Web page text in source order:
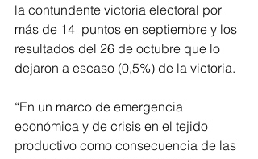
la contundente victoria electoral por
más de 14  puntos en septiembre y los
resultados del 26 de octubre que lo
dejaron a escaso (0,5%) de la victoria.
“En un marco de emergencia
económica y de crisis en el tejido
productivo como consecuencia de las